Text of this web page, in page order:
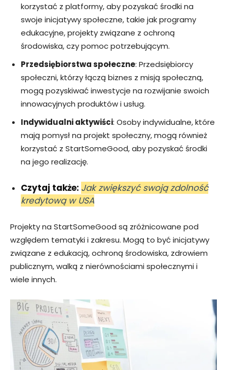
korzystać z platformy, aby pozyskać środki na
swoje inicjatywy społeczne, takie jak programy
edukacyjne, projekty związane z ochroną
środowiska, czy pomoc potrzebującym.
Przedsiębiorstwa społeczne: Przedsiębiorcy
społeczni, którzy łączą biznes z misją społeczną,
mogą pozyskiwać inwestycje na rozwijanie swoich
innowacyjnych produktów i usług.
Indywidualni aktywiści: Osoby indywidualne, które
mają pomysł na projekt społeczny, mogą również
korzystać z StartSomeGood, aby pozyskać środki
na jego realizację.
Czytaj także: Jak zwiększyć swoją zdolność
kredytową w USA
Projekty na StartSomeGood są zróżnicowane pod
względem tematyki i zakresu. Mogą to być inicjatywy
związane z edukacją, ochroną środowiska, zdrowiem
publicznym, walką z nierównościami społecznymi i
wiele innych.